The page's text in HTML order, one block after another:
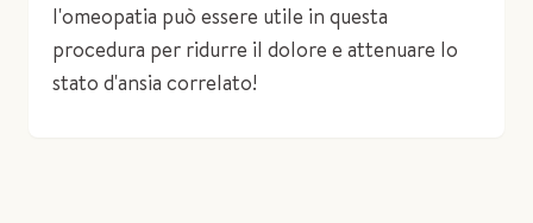
l'omeopatia può essere utile in questa
procedura per ridurre il dolore e attenuare lo
stato d'ansia correlato!